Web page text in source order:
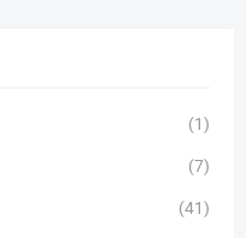
(1)
(7)
(41)